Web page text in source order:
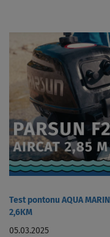
Test pontonu AQUA
2,6KM
05.03.2025